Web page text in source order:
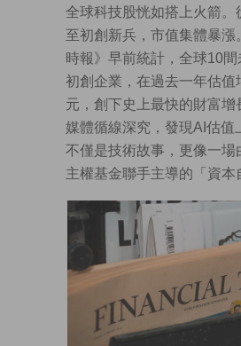
全球科技股恍如搭上火箭。
至初創新兵，市值集體暴漲
時報》早前統計，全球10間
初創企業，在過去一年估值
元，創下史上最快的財富增
媒體循線深究，發現AI估值
不僅是技術故事，更像一場
主權基金聯手主導的「資本